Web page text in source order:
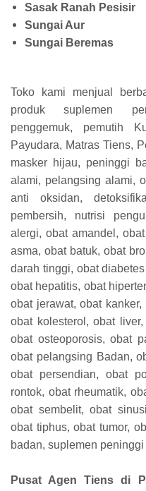
Sasak Ranah Pesisir
Sungai Aur
Sungai Beremas
Toko kami menjual
produk suplemen
penggemuk, pemutih
Payudara, Matras Tiens,
masker hijau, peninggi
alami, pelangsing alami,
anti oksidan,
pembersih, nutrisi
alergi, obat amandel,
asma, obat batuk, obat
darah tinggi, obat
obat hepatitis, obat
obat jerawat, obat
obat kolesterol, obat
obat osteoporosis, obat
obat pelangsing Badan,
obat persendian, obat
rontok, obat rheumatik,
obat sembelit, obat
obat tiphus, obat tumor,
badan, suplemen
Pusat Agen Tiens di